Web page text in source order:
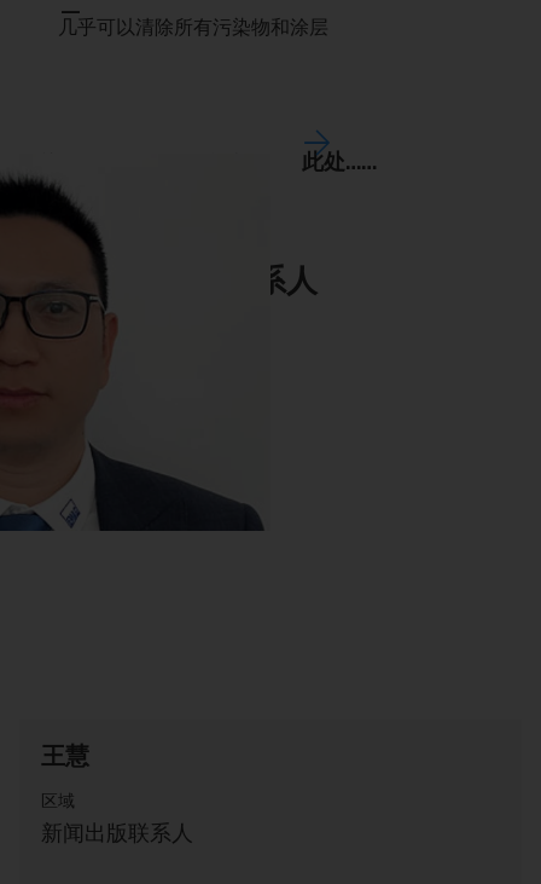
几乎可以清除所有污染物和涂层
此处……
联系人
王慧
区域
新闻出版联系人